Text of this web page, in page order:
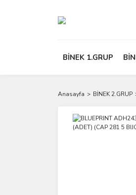
BİNEK 1.GRUP
Anasayfa BİNEK 2.GRUP